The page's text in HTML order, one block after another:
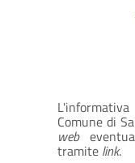
Comune di
web
tramite link.